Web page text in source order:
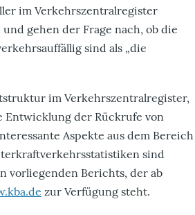
im Verkehrszentralregister
gehen der Frage nach, ob die
sind als „die
im Verkehrszentralregister,
der Rückrufe von
Aspekte aus dem Bereich
sind
vorliegenden Berichts, der ab
zur Verfügung steht.